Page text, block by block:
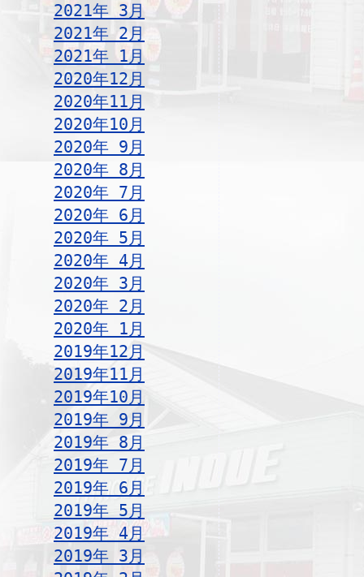
2021年 3月
2021年 2月
2021年 1月
2020年12月
2020年11月
2020年10月
2020年 9月
2020年 8月
2020年 7月
2020年 6月
2020年 5月
2020年 4月
2020年 3月
2020年 2月
2020年 1月
2019年12月
2019年11月
2019年10月
2019年 9月
2019年 8月
2019年 7月
2019年 6月
2019年 5月
2019年 4月
2019年 3月